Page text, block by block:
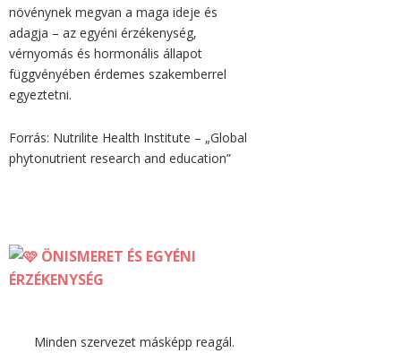
növénynek megvan a maga ideje és
adagja – az egyéni érzékenység,
vérnyomás és hormonális állapot
függvényében érdemes szakemberrel
egyeztetni.
Forrás: Nutrilite Health Institute – „Global
phytonutrient research and education”
ÖNISMERET ÉS EGYÉNI
ÉRZÉKENYSÉG
Minden szervezet másképp reagál.